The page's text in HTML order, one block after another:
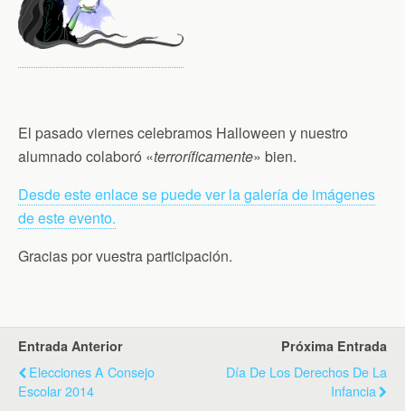
El pasado viernes celebramos Halloween y nuestro
alumnado colaboró «terroríficamente» bien.
Desde este enlace se puede ver la galería de imágenes
de este evento.
Gracias por vuestra participación.
Entrada Anterior
Elecciones A Consejo
Escolar 2014
Próxima Entrada
Día De Los Derechos De La
Infancia